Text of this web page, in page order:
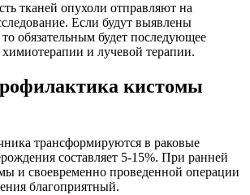
тканей опухоли отправляют на
Если будут выявлены
обязательным будет последующее
и лучевой терапии.
кистомы
трансформируются в раковые
составляет 5-15%. При ранней
и своевременно проведенной операции
благоприятный.